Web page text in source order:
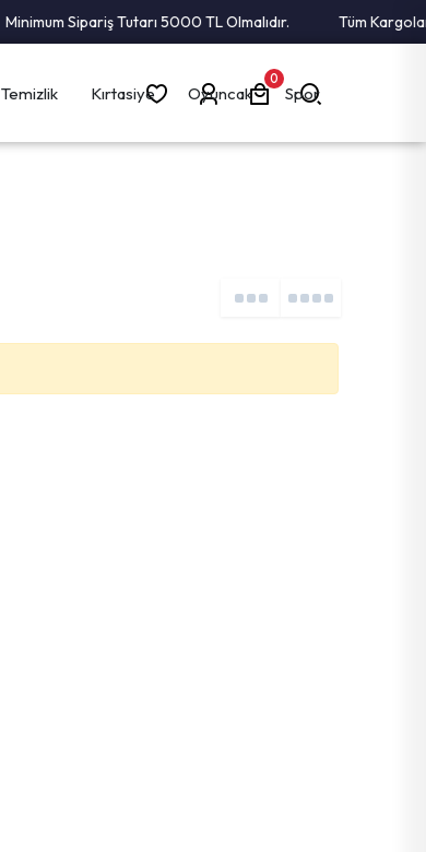
Minimum Sipariş Tutarı 5000 TL Olmalıdır. Tüm Kargolar
Temizlik Kırtasiye Oyuncak Spor
0